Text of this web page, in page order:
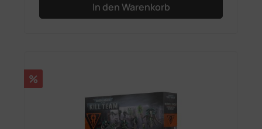
In den Warenkorb
Rabatt
%